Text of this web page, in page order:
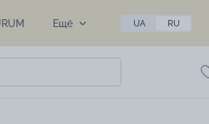
Ещё UA RU